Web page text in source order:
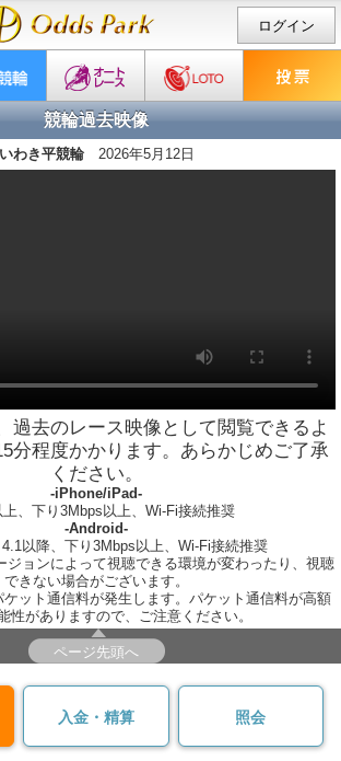
ログイン
競輪過去映像
いわき平競輪 2026年5月12日
過去のレース映像として閲覧できるよ
分程度かかります。あらかじめご了承
ください。
-iPhone/iPad-
、下り3Mbps以上、Wi-Fi接続推奨
-Android-
以降、下り3Mbps以上、Wi-Fi接続推奨
ョンによって視聴できる環境が変わったり、視聴
できない場合がございます。
ット通信料が発生します。パケット通信料が高額
性がありますので、ご注意ください。
ページ先頭へ
入金・精算 照会